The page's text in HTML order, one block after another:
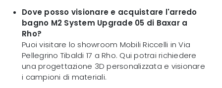
Dove posso visionare e acquistare l'arredo
bagno M2 System Upgrade 05 di Baxar a
Rho?
Puoi visitare lo showroom Mobili Riccelli in Via
Pellegrino Tibaldi 17 a Rho. Qui potrai richiedere
una progettazione 3D personalizzata e visionare
i campioni di materiali.